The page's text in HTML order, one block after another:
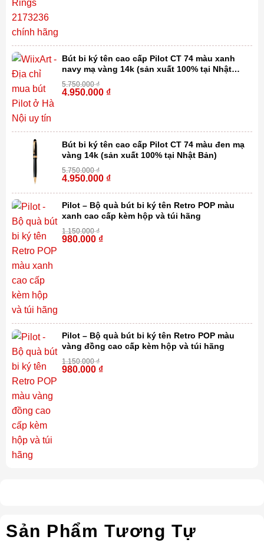
Bút bi ký tên cao cấp Pilot CT 74 màu xanh
navy mạ vàng 14k (sản xuất 100% tại Nhật
Bản)
5.750.000₫
4.950.000 ₫
Bút bi ký tên cao cấp Pilot CT 74 màu đen mạ
vàng 14k (sản xuất 100% tại Nhật Bản)
5.750.000₫
4.950.000 ₫
Pilot – Bộ quà bút bi ký tên Retro POP màu
xanh cao cấp kèm hộp và túi hãng
1.150.000₫
980.000 ₫
Pilot – Bộ quà bút bi ký tên Retro POP màu
vàng đồng cao cấp kèm hộp và túi hãng
1.150.000₫
980.000 ₫
Sản Phẩm Tương Tự